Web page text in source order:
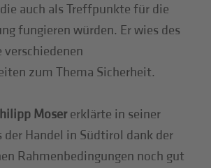
auch als Treffpunkte für die
fungieren würden. Er wies des
zum Thema Sicherheit.
Mosererklärte in seiner
der Handel in Südtirol dank der
Rahmenbedingungen noch gut